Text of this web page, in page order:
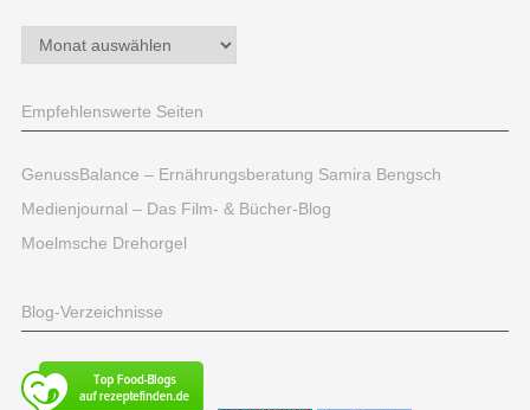
Archiv
Empfehlenswerte Seiten
GenussBalance – Ernährungsberatung Samira Bengsch
Medienjournal – Das Film- & Bücher-Blog
Moelmsche Drehorgel
Blog-Verzeichnisse